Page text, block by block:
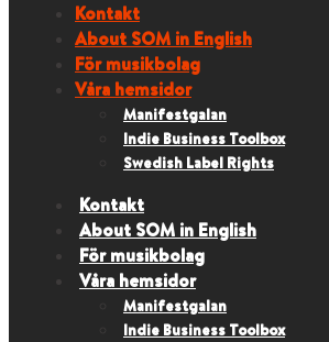
Kontakt
About SOM in English
För musikbolag
Våra hemsidor
Manifestgalan
Indie Business Toolbox
Swedish Label Rights
Kontakt
About SOM in English
För musikbolag
Våra hemsidor
Manifestgalan
Indie Business Toolbox